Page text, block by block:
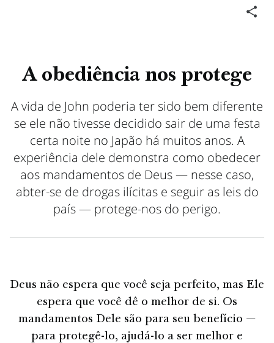
A obediência nos protege
A vida de John poderia ter sido bem diferente
se ele não tivesse decidido sair de uma festa
certa noite no Japão há muitos anos. A
experiência dele demonstra como obedecer
aos mandamentos de Deus — nesse caso,
abter-se de drogas ilícitas e seguir as leis do
país — protege-nos do perigo.
Deus não espera que você seja perfeito, mas Ele
espera que você dê o melhor de si. Os
mandamentos Dele são para seu benefício —
para protegê-lo, ajudá-lo a ser melhor e